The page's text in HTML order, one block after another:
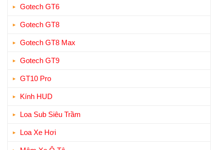
Gotech GT6
Gotech GT8
Gotech GT8 Max
Gotech GT9
GT10 Pro
Kính HUD
Loa Sub Siêu Trầm
Loa Xe Hơi